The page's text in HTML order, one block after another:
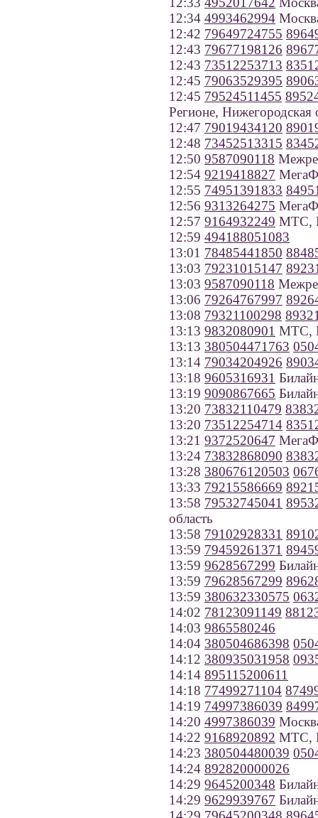
12:34 4993462994
12:42 79649724755
12:43 79677198126
12:43 73512253713
12:45 79063529395
12:45 79524511455
Регионе, Нижегородская
12:47 79019434120
12:48 73452513315
12:50 9587090118
12:54 9219418827
12:55 74951391833
12:56 9313264275
12:57 9164932249 МТС,
12:59 494188051083
13:01 78485441850
13:03 79231015147
13:03 9587090118
13:06 79264767997
13:08 79321100298
13:13 9832080901 МТС,
13:13 380504471763
13:14 79034204926
13:18 9605316931
13:19 9090867665
13:20 73832110479
13:20 73512254714
13:21 9372520647
13:24 73832868090
13:28 380676120503
13:33 79215586669
13:58 79532745041
область
13:58 79102928331
13:59 79459261371
13:59 9628567299
13:59 79628567299
13:59 380632330575
14:02 78123091149
14:03 9865580246
14:04 380504686398
14:12 380935031958
14:14 895115200611
14:18 77499271104
14:19 74997386039
14:20 4997386039
14:22 9168920892 МТС,
14:23 380504480039
14:24 892820000026
14:29 9645200348
14:29 9629939767